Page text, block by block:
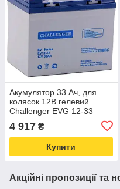
Акумулятор 33 Ач, для
колясок 12В гелевий
Challenger EVG 12-33
4 917 ₴
Купити
Акційні пропозиції та